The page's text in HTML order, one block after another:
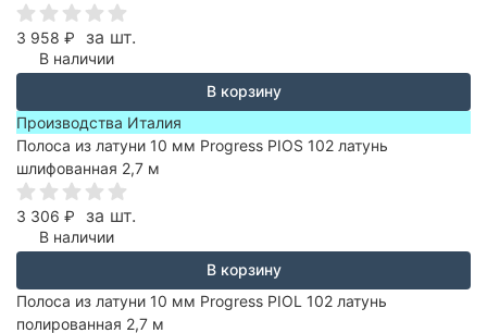
3 958 ₽ за шт.
В наличии
В корзину
Производства Италия
Полоса из латуни 10 мм Progress PIOS 102 латунь
шлифованная 2,7 м
3 306 ₽ за шт.
В наличии
В корзину
Полоса из латуни 10 мм Progress PIOL 102 латунь
полированная 2,7 м